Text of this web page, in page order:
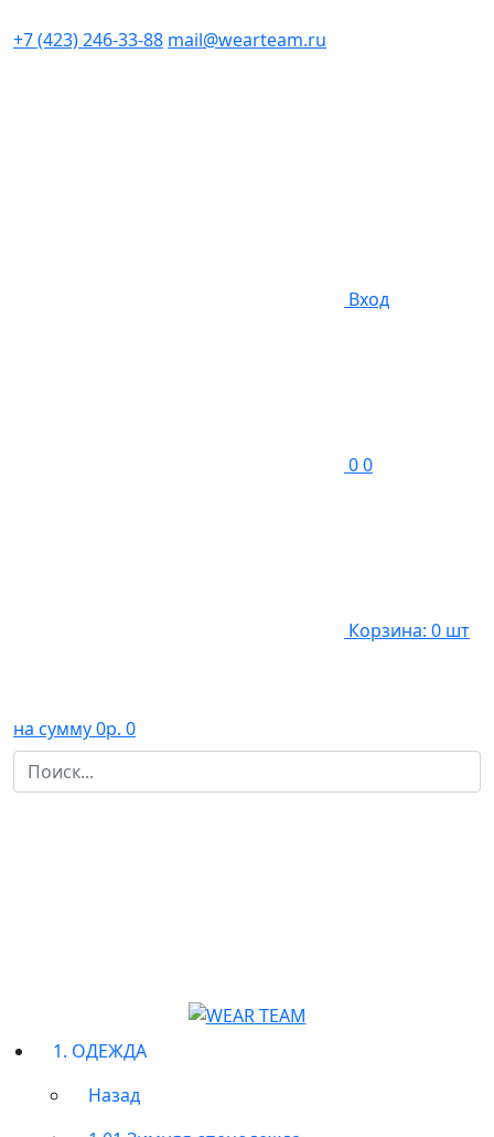
+7 (423) 246-33-88 mail@wearteam.ru
Вход
00
Корзина: 0 шт
на сумму 0р. 0
1. ОДЕЖДА
Назад